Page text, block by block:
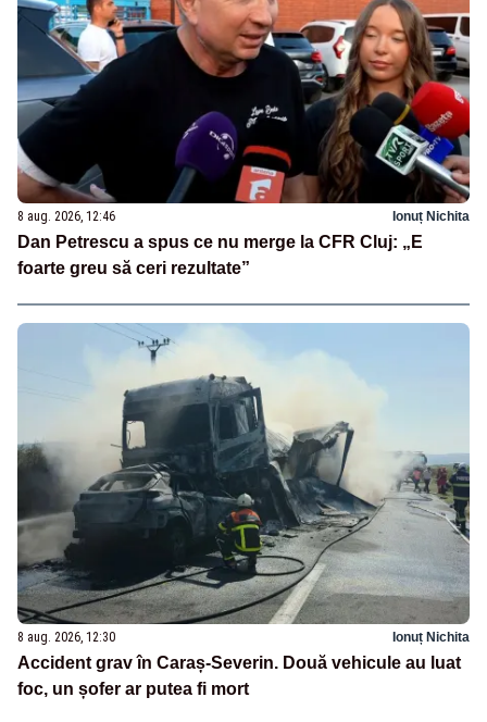
8 aug. 2026, 12:46 Ionuț Nichita
Dan Petrescu a spus ce nu merge la CFR Cluj: „E
foarte greu să ceri rezultate”
8 aug. 2026, 12:30 Ionuț Nichita
Accident grav în Caraș-Severin. Două vehicule au luat
foc, un șofer ar putea fi mort